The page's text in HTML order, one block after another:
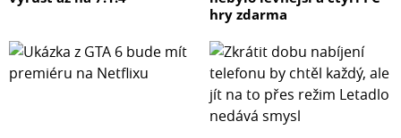
hry zdarma